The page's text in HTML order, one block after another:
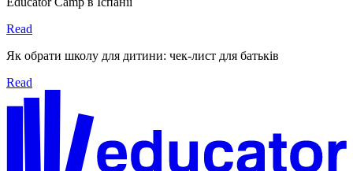
Read
Як обрати школу для дитини: чек-лист для батьків
Read